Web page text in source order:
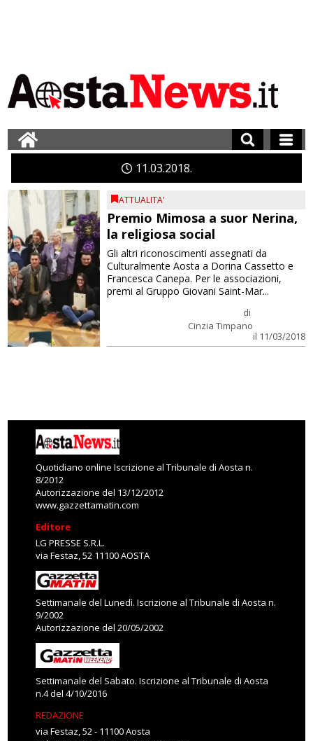
11 03 2018
ATTUALITA'
Premio Mimosa a suor Nerina,
la religiosa social
di
Cinzia Timpano
il 11/03/2018
Gli altri riconoscimenti assegnati da
Culturalmente Aosta a Dorina Cassetto e
Francesca Canepa. Per le associazioni,
premi al Gruppo Giovani Saint-Mar...
Quotidiano online Iscrizione al Tribunale di Aosta n.
8/2012
Autorizzazione del 13/12/2012
www.gazzettamatin.com
Editore
LG PRESSE S.R.L.
via Festaz, 52 11100 AOSTA
Settimanale del Lunedì. Iscrizione al Tribunale di Aosta n.
9/2002
Autorizzazione del 20/05/2002
Settimanale del Sabato. Iscrizione al Tribunale di Aosta
n.4 del 4/10/2016
REDAZIONE
via Festaz, 52 - 11100 Aosta